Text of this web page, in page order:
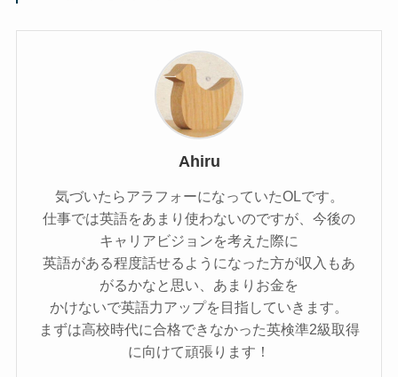
Ahiru
気づいたらアラフォーになっていたOLです。
仕事では英語をあまり使わないのですが、今後の
キャリアビジョンを考えた際に
英語がある程度話せるようになった方が収入もあ
がるかなと思い、あまりお金を
かけないで英語力アップを目指していきます。
まずは高校時代に合格できなかった英検準2級取得
に向けて頑張ります！